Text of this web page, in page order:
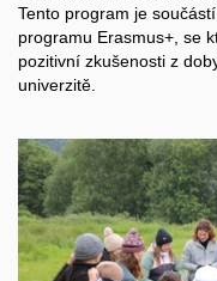
Tento program je
programu Erasmus+, se
pozitivní zkušenosti z
univerzitě.